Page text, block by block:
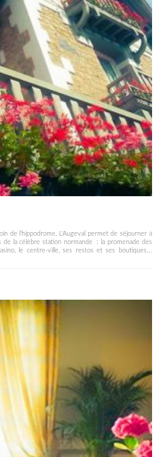
de l'hippodrome, L'Augeval permet de séjourner à
de la célèbre station normande : la promenade des
le centre-ville, ses restos et ses boutiques...